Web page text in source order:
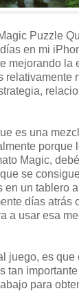
Puzzle
en mi
mejorando la
relativamente
es una
porque
Magic,
se
en un tablero
días atrás
a usar esa
juego, es que
tan
para